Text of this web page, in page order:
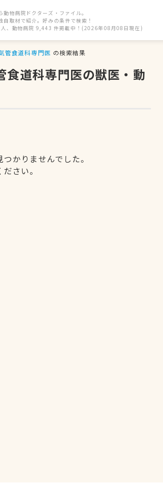
物病院ドクターズ・ファイル。
自取材で紹介。好みの条件で検索！
、動物病院 9,443 件掲載中！(2026年08月08日現在)
管食道科専門医 の検索結果
道科専門医の獣医・動
かりませんでした。
さい。